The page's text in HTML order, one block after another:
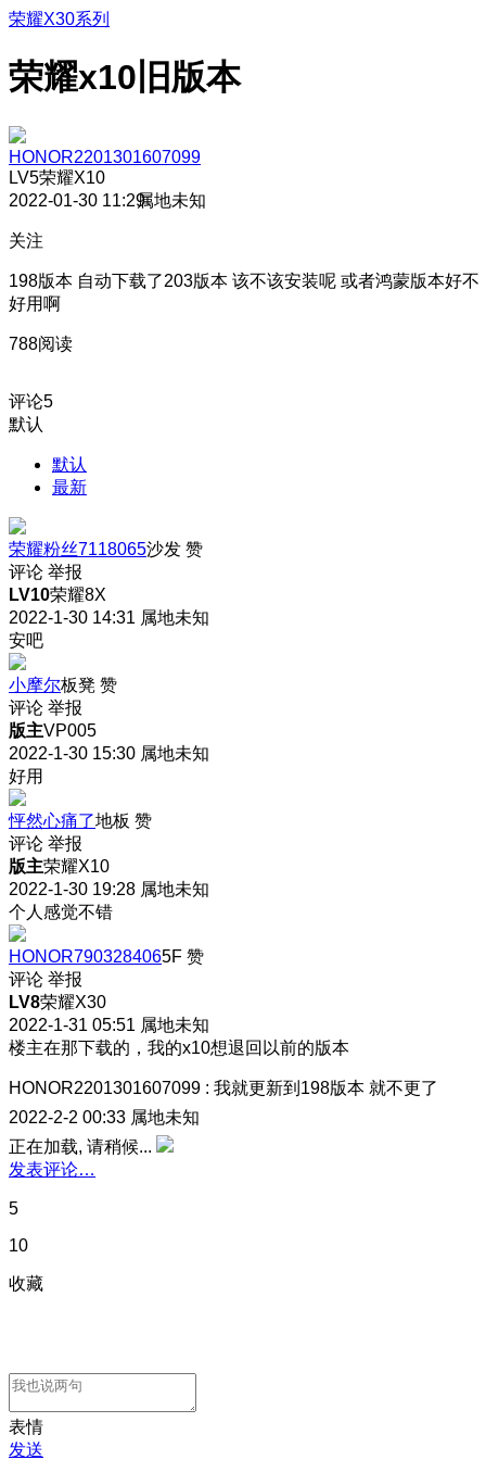
荣耀X30系列
荣耀x10旧版本
HONOR2201301607099
LV5荣耀X10
2022-01-30 11:29属地未知
关注
198版本 自动下载了203版本 该不该安装呢 或者鸿蒙版本好不
好用啊
788阅读
评论5
默认
默认
最新
荣耀粉丝7118065沙发 赞
评论 举报
LV10荣耀8X
2022-1-30 14:31 属地未知
安吧
小摩尔板凳 赞
评论 举报
版主VP005
2022-1-30 15:30 属地未知
好用
怦然心痛了地板 赞
评论 举报
版主荣耀X10
2022-1-30 19:28 属地未知
个人感觉不错
HONOR7903284065F 赞
评论 举报
LV8荣耀X30
2022-1-31 05:51 属地未知
楼主在那下载的，我的x10想退回以前的版本
HONOR2201301607099 : 我就更新到198版本 就不更了
2022-2-2 00:33 属地未知
正在加载, 请稍候...
发表评论…
5
10
收藏
表情
发送